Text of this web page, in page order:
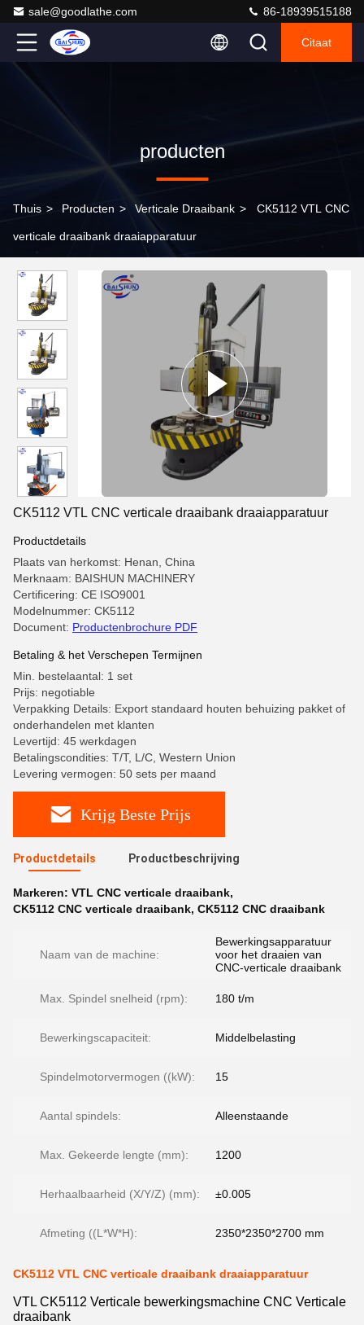
sale@goodlathe.com 86-18939515188
Citaat
producten
Thuis > Producten > Verticale Draaibank > CK5112 VTL CNC
verticale draaibank draaiapparatuur
CK5112 VTL CNC verticale draaibank draaiapparatuur
Productdetails
Plaats van herkomst: Henan, China
Merknaam: BAISHUN MACHINERY
Certificering: CE ISO9001
Modelnummer: CK5112
Document: Productenbrochure PDF
Betaling & het Verschepen Termijnen
Min. bestelaantal: 1 set
Prijs: negotiable
Verpakking Details: Export standaard houten behuizing pakket of
onderhandelen met klanten
Levertijd: 45 werkdagen
Betalingscondities: T/T, L/C, Western Union
Levering vermogen: 50 sets per maand
Krijg Beste Prijs
Productdetails Productbeschrijving
Markeren: VTL CNC verticale draaibank,
CK5112 CNC verticale draaibank, CK5112 CNC draaibank
Naam van de machine:
Bewerkingsapparatuur
voor het draaien van
CNC-verticale draaibank
Max. Spindel snelheid (rpm): 180 t/m
Bewerkingscapaciteit: Middelbelasting
Spindelmotorvermogen ((kW): 15
Aantal spindels: Alleenstaande
Max. Gekeerde lengte (mm): 1200
Herhaalbaarheid (X/Y/Z) (mm): ±0.005
Afmeting ((L*W*H): 2350*2350*2700 mm
CK5112 VTL CNC verticale draaibank draaiapparatuur
VTL CK5112 Verticale bewerkingsmachine CNC Verticale
draaibank